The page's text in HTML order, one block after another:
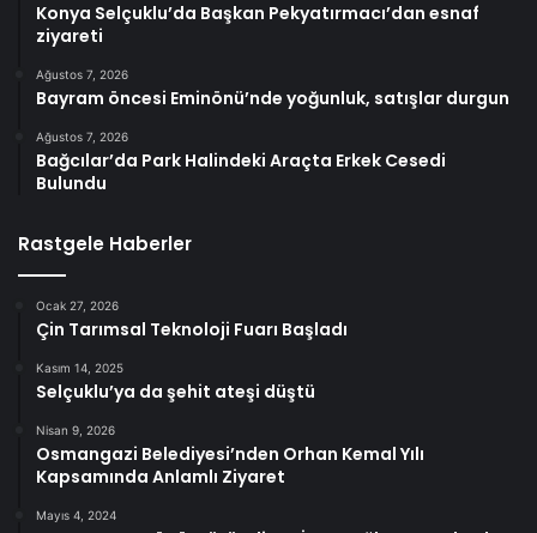
Konya Selçuklu’da Başkan Pekyatırmacı’dan esnaf
ziyareti
Ağustos 7, 2026
Bayram öncesi Eminönü’nde yoğunluk, satışlar durgun
Ağustos 7, 2026
Bağcılar’da Park Halindeki Araçta Erkek Cesedi
Bulundu
Rastgele Haberler
Ocak 27, 2026
Çin Tarımsal Teknoloji Fuarı Başladı
Kasım 14, 2025
Selçuklu’ya da şehit ateşi düştü
Nisan 9, 2026
Osmangazi Belediyesi’nden Orhan Kemal Yılı
Kapsamında Anlamlı Ziyaret
Mayıs 4, 2024